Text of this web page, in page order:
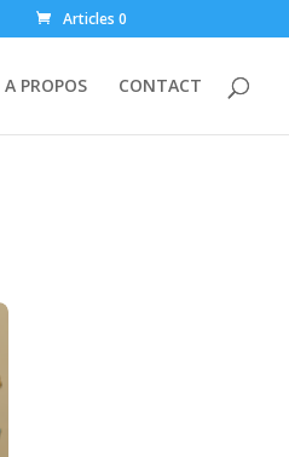
Articles 0
A PROPOS CONTACT